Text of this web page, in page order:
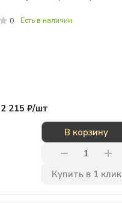
0 Есть в наличии
2 215 ₽/шт
В корзину
Купить в 1 клик